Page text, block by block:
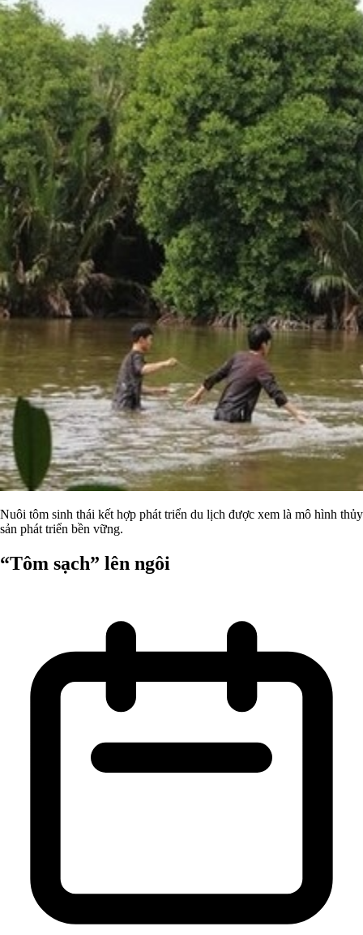
Nuôi tôm sinh thái kết hợp phát triển du lịch được xem là mô hình thủy
sản phát triển bền vững.
“Tôm sạch” lên ngôi